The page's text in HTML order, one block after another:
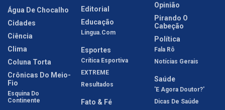
Água De Chocalho
Cidades
Ciência
Clima
Coluna Torta
Crônicas Do Meio-
Fio
Esquina Do
Continente
Editorial
Educação
Língua.com
Esportes
Crítica Esportiva
EXTREME
Resultados
Fato & Fé
Opinião
Pirando O
Cabeção
Política
Fala Rô
Notícias Gerais
Saúde
'E Agora Doutor?'
Dicas De Saúde